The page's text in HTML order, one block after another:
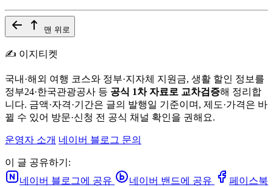
맨 위로
✍️ 이지티켓
국내·해외 여행 코스와 정부·지자체 지원금, 생활 할인 정보를
정부24·한국관광공사 등 공식 1차 자료로 교차검증해 정리합
니다. 금액·자격·기간은 글의 발행일 기준이며, 제도·가격은 바
뀔 수 있어 방문·신청 전 공식 채널 확인을 권해요.
운영자 소개 네이버 블로그 문의
이 글 공유하기:
네이버 블로그에 공유
네이버 밴드에 공유
페이스북